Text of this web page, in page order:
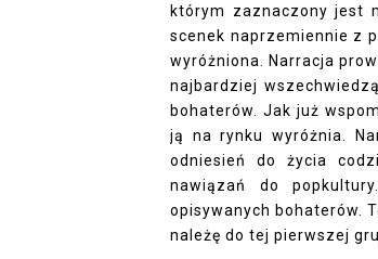
którym zaznaczony jest
scenek naprzemiennie z
wyróżniona. Narracja
najbardziej
bohaterów. Jak już
ją na rynku wyróżnia.
odniesień do życia
nawiązań do
opisywanych bohaterów.
należę do tej pierwszej